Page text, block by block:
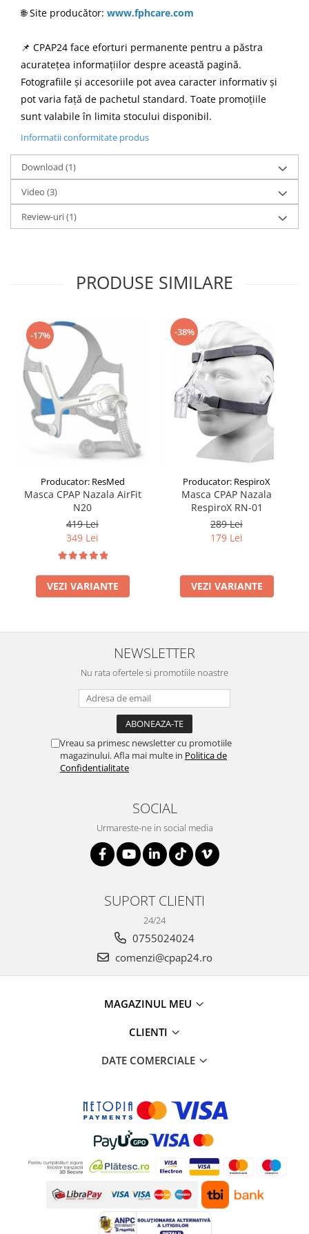
🌐 Site producător: www.fphcare.com
📌 CPAP24 face eforturi permanente pentru a păstra
acuratețea informațiilor despre această pagină.
Fotografiile și accesoriile pot avea caracter informativ și
pot varia față de pachetul standard. Toate promoțiile
sunt valabile în limita stocului disponibil.
Informatii conformitate produs
Download (1)
Video (3)
Review-uri(1)
PRODUSE SIMILARE
-17%
Producator: ResMed
Masca CPAP Nazala AirFit
N20
419 Lei
349 Lei
VEZI VARIANTE
-38%
Producator: RespiroX
Masca CPAP Nazala
RespiroX RN-01
289 Lei
179 Lei
VEZI VARIANTE
NEWSLETTER
Nu rata ofertele si promotiile noastre
Vreau sa primesc newsletter cu promotiile
magazinului. Afla mai multe in Politica de
Confidentialitate
SOCIAL
Urmareste-ne in social media
SUPORT CLIENTI
24/24
0755024024
comenzi@cpap24.ro
MAGAZINUL MEU
CLIENTI
DATE COMERCIALE